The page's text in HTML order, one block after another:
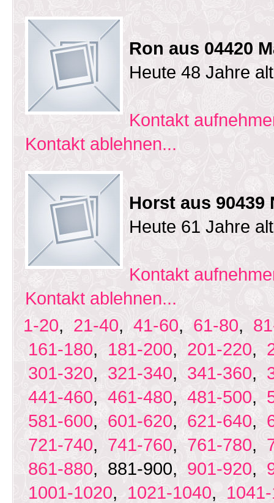
Ron aus 04420
Heute 48 Jahre
Kontakt
Kontakt ablehnen...
Horst aus 90439
Heute 61 Jahre
Kontakt
Kontakt ablehnen...
1-20, 21-40, 41-60, 61-80,
161-180, 181-200, 201-220,
301-320, 321-340, 341-360,
441-460, 461-480, 481-500,
581-600, 601-620, 621-640,
721-740, 741-760, 761-780,
861-880, 881-900, 901-920,
1001-1020, 1021-1040,